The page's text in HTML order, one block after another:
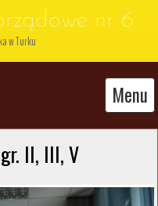
nr 6
w Turku
Menu
II, III, V